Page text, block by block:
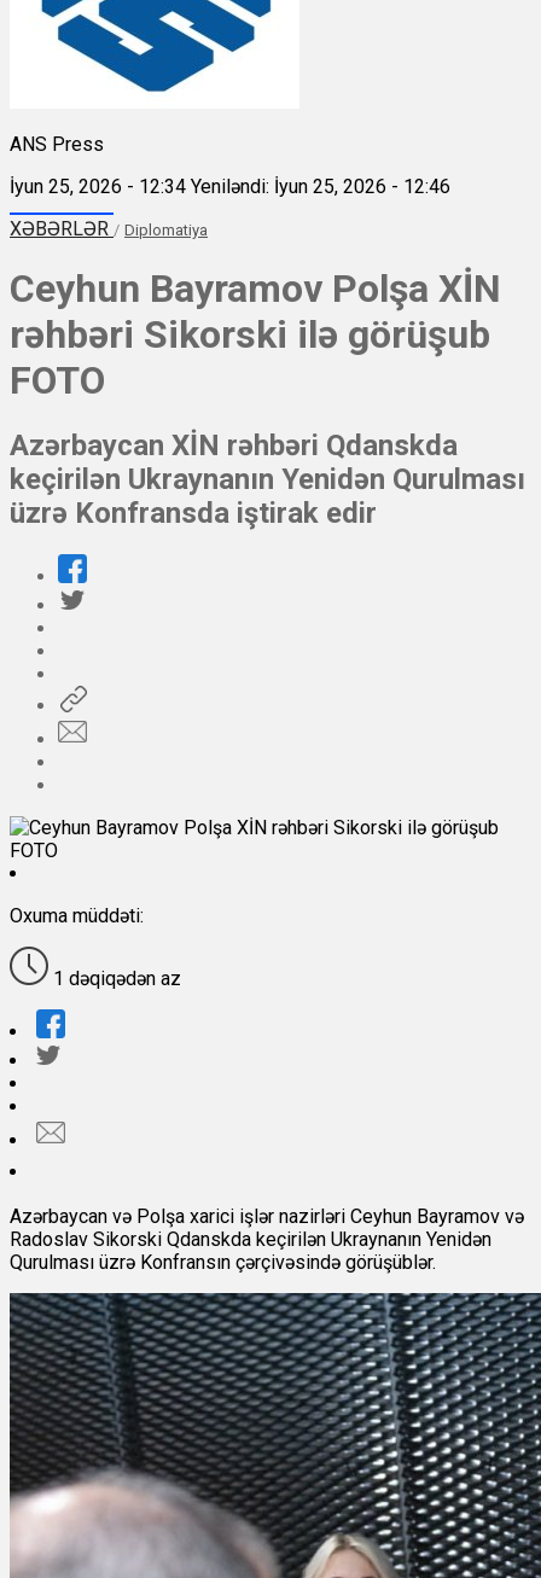
ANS Press
İyun 25, 2026 - 12:34 Yeniləndi: İyun 25, 2026 - 12:46
XƏBƏRLƏR / Diplomatiya
Ceyhun Bayramov Polşa XİN
rəhbəri Sikorski ilə görüşub
FOTO
Azərbaycan XİN rəhbəri Qdanskda
keçirilən Ukraynanın Yenidən Qurulması
üzrə Konfransda iştirak edir
Oxuma müddəti:
1 dəqiqədən az
Azərbaycan və Polşa xarici işlər nazirləri Ceyhun Bayramov və
Radoslav Sikorski Qdanskda keçirilən Ukraynanın Yenidən
Qurulması üzrə Konfransın çərçivəsində görüşüblər.